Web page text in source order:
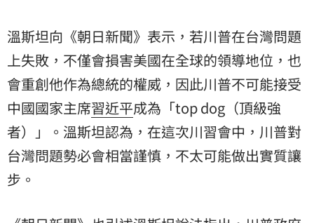
溫斯坦向《朝日新聞》表示，若川普在台灣問題
上失敗，不僅會損害美國在全球的領導地位，也
會重創他作為總統的權威，因此川普不可能接受
中國國家主席習近平成為「top dog（頂級強
者）」。溫斯坦認為，在這次川習會中，川普對
台灣問題勢必會相當謹慎，不太可能做出實質讓
步。